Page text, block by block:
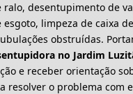
desentupimento de
limpeza de caixa
obstruídas.
no Jardim
e receber orientação
resolver o problema com